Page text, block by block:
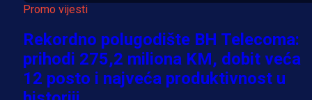
Promo vijesti
Rekordno polugodište BH Telecoma:
prihodi 275,2 miliona KM, dobit veća
12 posto i najveća produktivnost u